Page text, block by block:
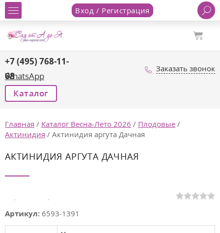
Вход / Регистрация
+7 (495) 768-11-
68
WhatsApp
Заказать звонок
Каталог
Главная / Каталог Весна-Лето 2026 / Плодовые /
Актинидия / Актинидия аргута Дачная
АКТИНИДИЯ АРГУТА ДАЧНАЯ
Артикул: 6593-1391